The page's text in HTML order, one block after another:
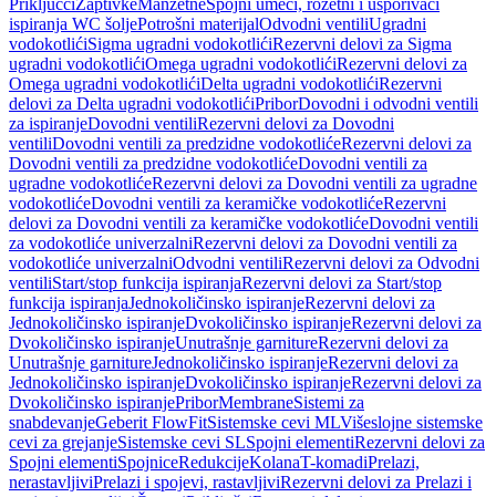
PriključciZaptivkeManžetneSpojni umeci, rozetni i usporivači
ispiranja WC šoljePotrošni materijalOdvodni ventiliUgradni
vodokotlićiSigma ugradni vodokotlićiRezervni delovi za Sigma
ugradni vodokotlićiOmega ugradni vodokotlićiRezervni delovi za
Omega ugradni vodokotlićiDelta ugradni vodokotlićiRezervni
delovi za Delta ugradni vodokotlićiPriborDovodni i odvodni ventili
za ispiranjeDovodni ventiliRezervni delovi za Dovodni
ventiliDovodni ventili za predzidne vodokotlićeRezervni delovi za
Dovodni ventili za predzidne vodokotlićeDovodni ventili za
ugradne vodokotlićeRezervni delovi za Dovodni ventili za ugradne
vodokotlićeDovodni ventili za keramičke vodokotlićeRezervni
delovi za Dovodni ventili za keramičke vodokotlićeDovodni ventili
za vodokotliće univerzalniRezervni delovi za Dovodni ventili za
vodokotliće univerzalniOdvodni ventiliRezervni delovi za Odvodni
ventiliStart/stop funkcija ispiranjaRezervni delovi za Start/stop
funkcija ispiranjaJednokoličinsko ispiranjeRezervni delovi za
Jednokoličinsko ispiranjeDvokoličinsko ispiranjeRezervni delovi za
Dvokoličinsko ispiranjeUnutrašnje garnitureRezervni delovi za
Unutrašnje garnitureJednokoličinsko ispiranjeRezervni delovi za
Jednokoličinsko ispiranjeDvokoličinsko ispiranjeRezervni delovi za
Dvokoličinsko ispiranjePriborMembraneSistemi za
snabdevanjeGeberit FlowFitSistemske cevi MLVišeslojne sistemske
cevi za grejanjeSistemske cevi SLSpojni elementiRezervni delovi za
Spojni elementiSpojniceRedukcijeKolanaT-komadiPrelazi,
nerastavljiviPrelazi i spojevi, rastavljiviRezervni delovi za Prelazi i